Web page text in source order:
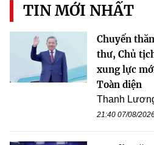
TIN MỚI NHẤT
Chuyến
thư, Chủ
xung lực
Toàn diện
Thanh
21:40 07/08/